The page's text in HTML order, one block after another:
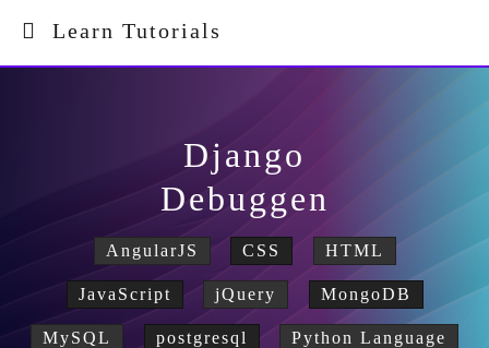
Learn Tutorials
Django
Debuggen
AngularJS CSS HTML
JavaScript jQuery MongoDB
MySQL postgresql Python Language